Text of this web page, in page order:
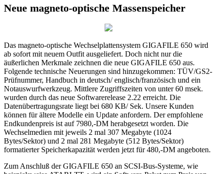
Neue magneto-optische Massenspeicher
Das magneto-optische Wechselplattensystem GIGAFILE 650 wird
ab sofort mit neuem Outfit ausgeliefert. Doch nicht nur die
äußerlichen Merkmale zeichnen die neue GIGAFILE 650 aus.
Folgende technische Neuerungen sind hinzugekommen: TÜV/GS2-
Prüfnummer, Handbuch in deutsch/ englisch/französisch und ein
Notauswurfwerkzeug. Mittlere Zugriffszeiten von unter 60 msek.
wurden durch das neue Softwarerelease 2.22 erreicht. Die
Datenübertragungsrate liegt bei 680 KB/ Sek. Unsere Kunden
können für ältere Modelle ein Update anfordern. Der empfohlene
Endkundenpreis ist auf 7980,-DM herabgesetzt worden. Die
Wechselmedien mit jeweils 2 mal 307 Megabyte (1024
Bytes/Sektor) und 2 mal 281 Megabyte (512 Bytes/Sektor)
formatierter Speicherkapazität werden jetzt für 480,-DM angeboten.
Zum Anschluß der GIGAFILE 650 an SCSI-Bus-Systeme, wie